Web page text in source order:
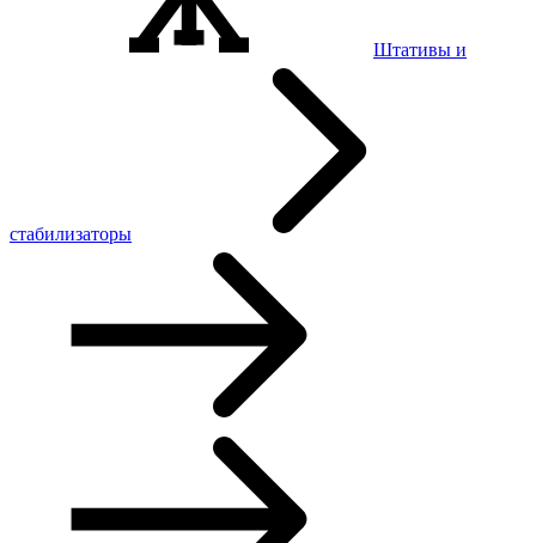
Штативы и
стабилизаторы